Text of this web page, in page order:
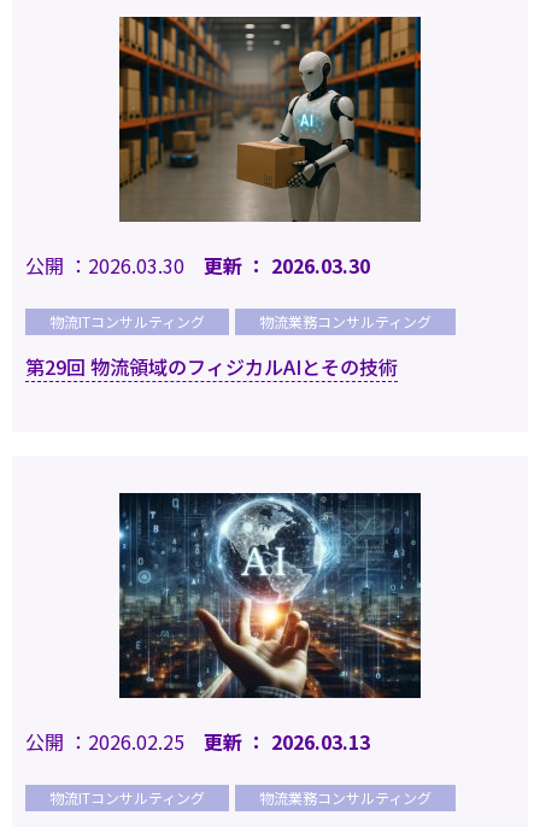
公開 ：2026.03.30 更新 ： 2026.03.30
物流ITコンサルティング 物流業務コンサルティング
第29回 物流領域のフィジカルAIとその技術
公開 ：2026.02.25 更新 ： 2026.03.13
物流ITコンサルティング 物流業務コンサルティング